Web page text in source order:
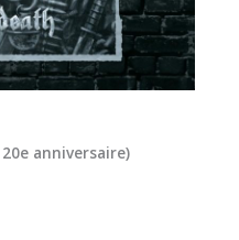
anniversaire)